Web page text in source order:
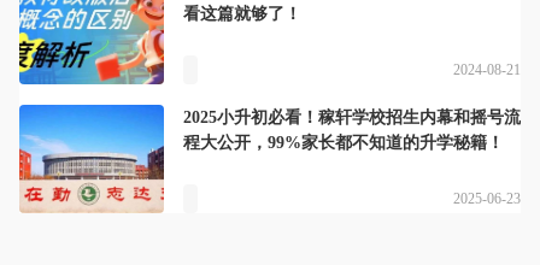
看这篇就够了！
2024-08-21
2025小升初必看！稼轩学校招生内幕和摇号流
程大公开，99%家长都不知道的升学秘籍！
2025-06-23